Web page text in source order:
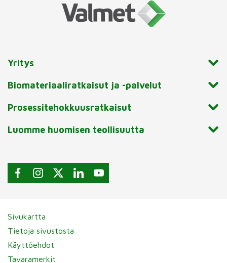
Yritys
Biomateriaaliratkaisut ja -palvelut
Prosessitehokkuusratkaisut
Luomme huomisen teollisuutta
Sivukartta
Tietoja sivustosta
Käyttöehdot
Tavaramerkit